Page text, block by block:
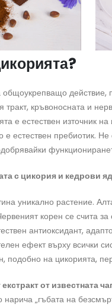
действие,
кръвоносната и
е естествен източник
е естествен пребиотик.
с цикория и кедрови
уникално растение.
корен се счита
антиоксидант,
ефект върху всички
подобно на цикорията,
от известната
„гъбата на